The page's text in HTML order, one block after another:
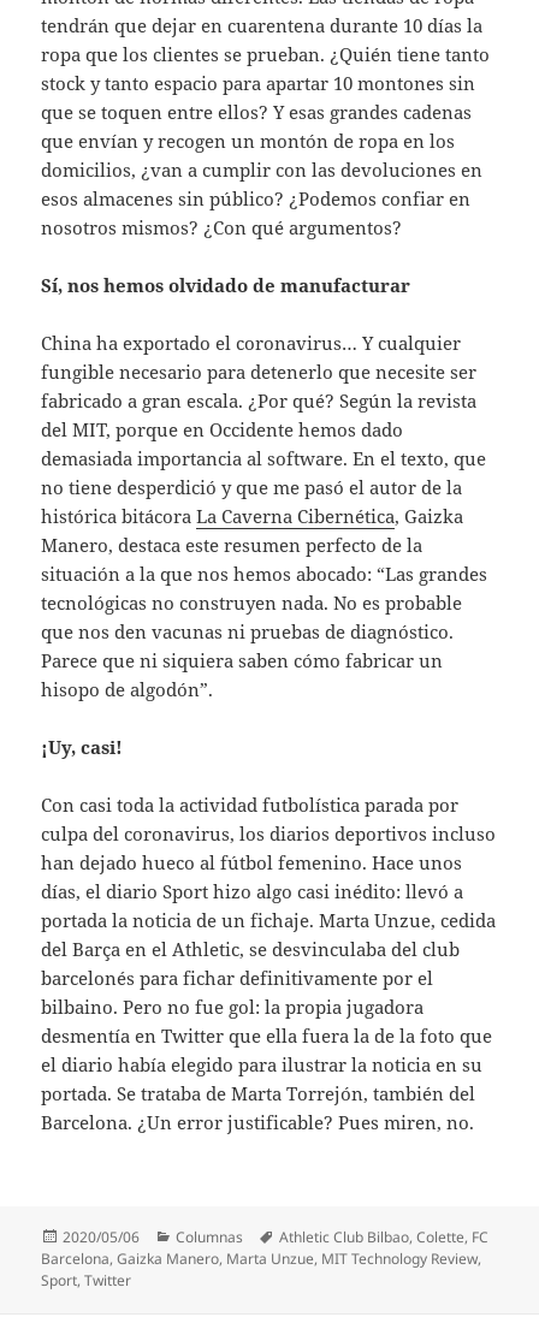
tendrán que dejar en cuarentena durante 10 días la
ropa que los clientes se prueban. ¿Quién tiene tanto
stock y tanto espacio para apartar 10 montones sin
que se toquen entre ellos? Y esas grandes cadenas
que envían y recogen un montón de ropa en los
domicilios, ¿van a cumplir con las devoluciones en
esos almacenes sin público? ¿Podemos confiar en
nosotros mismos? ¿Con qué argumentos?
Sí, nos hemos olvidado de manufacturar
China ha exportado el coronavirus… Y cualquier
fungible necesario para detenerlo que necesite ser
fabricado a gran escala. ¿Por qué? Según la revista
del MIT, porque en Occidente hemos dado
demasiada importancia al software. En el texto, que
no tiene desperdició y que me pasó el autor de la
histórica bitácoraLa Caverna Cibernética, Gaizka
Manero, destaca este resumen perfecto de la
situación a la que nos hemos abocado: “Las grandes
tecnológicas no construyen nada. No es probable
que nos den vacunas ni pruebas de diagnóstico.
Parece que ni siquiera saben cómo fabricar un
hisopo de algodón”.
¡Uy, casi!
Con casi toda la actividad futbolística parada por
culpa del coronavirus, los diarios deportivos incluso
han dejado hueco al fútbol femenino. Hace unos
días, el diario Sport hizo algo casi inédito: llevó a
portada la noticia de un fichaje. Marta Unzue, cedida
del Barça en el Athletic, se desvinculaba del club
barcelonés para fichar definitivamente por el
bilbaino. Pero no fue gol: la propia jugadora
desmentía en Twitter que ella fuera la de la foto que
el diario había elegido para ilustrar la noticia en su
portada. Se trataba de Marta Torrejón, también del
Barcelona. ¿Un error justificable? Pues miren, no.
Publicado
el
2020/05/06 Categorías
Columnas Etiquetas
Athletic Club Bilbao,Colette, FC
Barcelona,Gaizka Manero, Marta Unzue, MIT Technology Review,
Sport,Twitter